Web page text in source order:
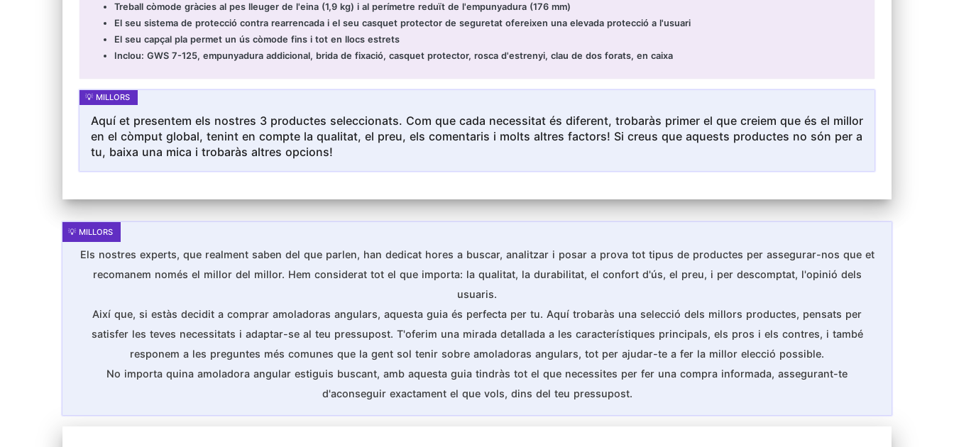
Treball còmode gràcies al pes lleuger de l'eina (1,9 kg) i al perímetre reduït de l'empunyadura (176 mm)
El seu sistema de protecció contra rearrencada i el seu casquet protector de seguretat ofereixen una elevada protecció a l'usuari
El seu capçal pla permet un ús còmode fins i tot en llocs estrets
Inclou: GWS 7-125, empunyadura addicional, brida de fixació, casquet protector, rosca d'estrenyi, clau de dos forats, en caixa
Aquí et presentem els nostres 3 productes seleccionats. Com que cada necessitat és diferent, trobaràs primer el que creiem que és el millor
en el còmput global, tenint en compte la qualitat, el preu, els comentaris i molts altres factors! Si creus que aquests productes no són per a
tu, baixa una mica i trobaràs altres opcions!
Els nostres experts, que realment saben del que parlen, han dedicat hores a buscar, analitzar i posar a prova tot tipus de productes per assegurar-nos que et
recomanem només el millor del millor. Hem considerat tot el que importa: la qualitat, la durabilitat, el confort d'ús, el preu, i per descomptat, l'opinió dels
usuaris.
Així que, si estàs decidit a comprar amoladoras angulars, aquesta guia és perfecta per tu. Aquí trobaràs una selecció dels millors productes, pensats per
satisfer les teves necessitats i adaptar-se al teu pressupost. T'oferim una mirada detallada a les característiques principals, els pros i els contres, i també
responem a les preguntes més comunes que la gent sol tenir sobre amoladoras angulars, tot per ajudar-te a fer la millor elecció possible.
No importa quina amoladora angular estiguis buscant, amb aquesta guia tindràs tot el que necessites per fer una compra informada, assegurant-te
d'aconseguir exactament el que vols, dins del teu pressupost.